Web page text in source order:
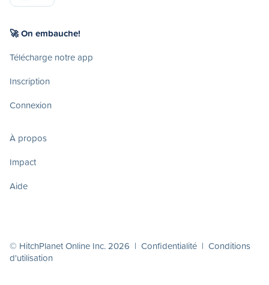
🚀 On embauche!
Télécharge notre app
Inscription
Connexion
À propos
Impact
Aide
© HitchPlanet Online Inc. 2026 | Confidentialité | Conditions
d'utilisation